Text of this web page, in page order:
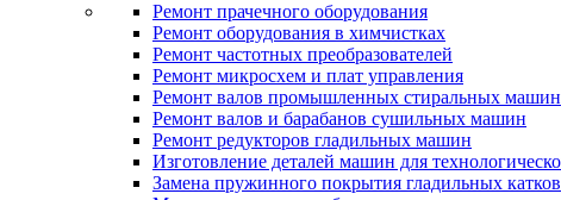
Ремонт прачечного оборудования
Ремонт оборудования в химчистках
Ремонт частотных преобразователей
Ремонт микросхем и плат управления
Ремонт валов промышленных стиральных машин
Ремонт валов и барабанов сушильных машин
Ремонт редукторов гладильных машин
Изготовление деталей машин для
Замена пружинного покрытия гладильных катков